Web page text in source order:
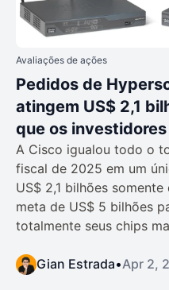
Avaliações de ações
Pedidos de
atingem US$ 2,1
que os
A Cisco igualou todo o
fiscal de 2025 em um
US$ 2,1 bilhões
meta de US$ 5 bilhões
totalmente seus chips
Gian Estrada•Apr 2,